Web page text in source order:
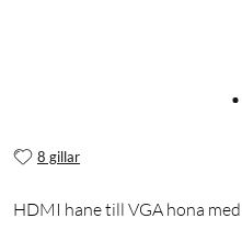
8 gillar
HDMI hane till VGA hona